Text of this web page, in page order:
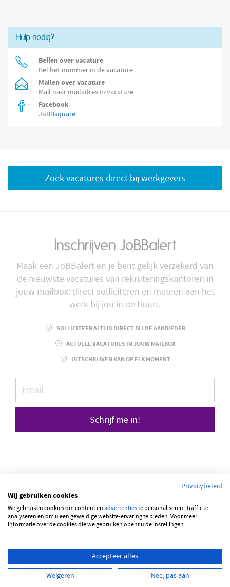
Hulp nodig?
Bellen over vacature
Bel het nummer in de vacature
Mailen over vacature
Mail naar mailadres in vacature
Facebook
JoBBsquare
Zoek vacatures direct bij werkgevers
Inschrijven JoBBalert
Maak een JoBBalert en je bent gelijk verzekerd van
de nieuwste vacatures van rekruteringskantoren in
jouw mailbox: direct solliciteren en meteen aan het
werk bij jou in de buurt.
SOLLICITEER ALTIJD DIRECT BIJ DE AANBIEDER
ACTUELE VACATURES IN JOUW MAILBOX
UITSCHRIJVEN KAN OP ELK MOMENT
Schrijf me in!
© 2026 JOBBSQUARE
NEDERLANDS FRANÇAIS
Privacybeleid
Wij gebruiken cookies
We gebruiken cookies om content en advertentieste personaliseren , traffic te
analyseren en om u een geweldige website-ervaring te bieden. Voor meer
informatie over de cookies die we gebruiken opent u de instellingen.
Accepteer alles
Weigeren Nee, pas aan